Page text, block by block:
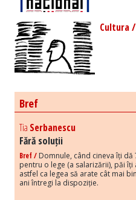
Cultura /
Bref
Tia Serbanescu
Fără soluții
Bref / Domnule, când cineva îți
pentru o lege (a salarizării), păi
astfel ca legea să arate cât mai
ani întregi la dispoziție.